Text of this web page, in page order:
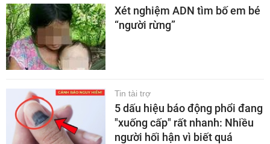
Xét nghiệm ADN tìm bố em bé
“người rừng”
Tin tài trợ
5 dấu hiệu báo động phổi đang
"xuống cấp" rất nhanh: Nhiều
người hối hận vì biết quá